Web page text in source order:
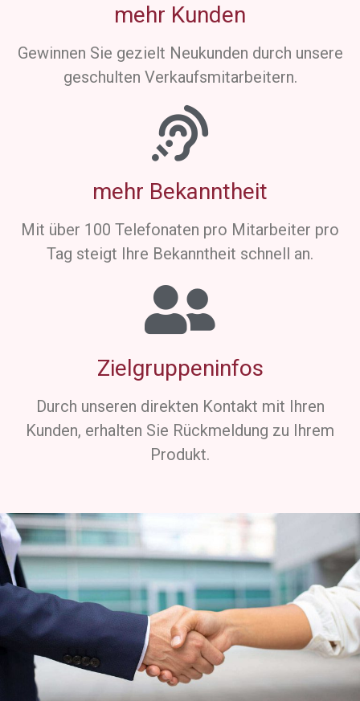
mehr Kunden
Gewinnen Sie gezielt Neukunden durch unsere
geschulten Verkaufsmitarbeitern.
mehr Bekanntheit
Mit über 100 Telefonaten pro Mitarbeiter pro
Tag steigt Ihre Bekanntheit schnell an.
Zielgruppeninfos
Durch unseren direkten Kontakt mit Ihren
Kunden, erhalten Sie Rückmeldung zu Ihrem
Produkt.